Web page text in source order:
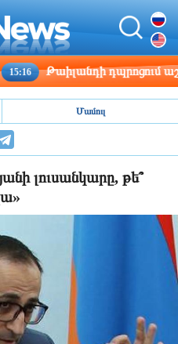
Թաիլանդի դպրոցում
Մամուլ
լուսանկարը, թե՞